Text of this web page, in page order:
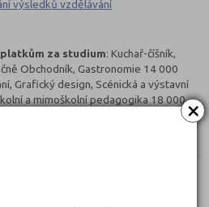
×
výsledků vzdělávání
za studium: Kuchař-číšník,
Obchodník, Gastronomie 14 000
Grafický design, Scénická a výstavní
a mimoškolní pedagogika 18 000
oborů